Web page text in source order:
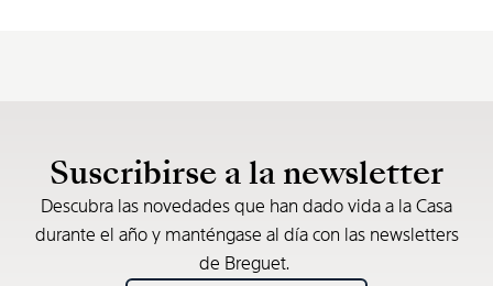
Suscribirse a la newsletter
Descubra las novedades que han dado vida a la Casa
durante el año y manténgase al día con las newsletters
de Breguet.